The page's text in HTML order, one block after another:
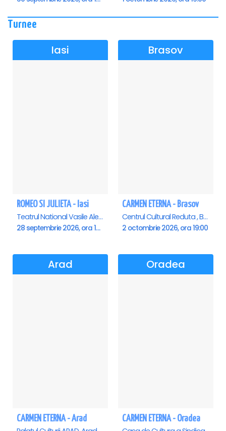
Turnee
Iasi
ROMEO SI JULIETA - Iasi
Teatrul National Vasile Alecsandri , Iasi
28 septembrie 2026, ora 19:00
Brasov
CARMEN ETERNA - Brasov
Centrul Cultural Reduta , Brasov
2 octombrie 2026, ora 19:00
Arad
CARMEN ETERNA - Arad
Oradea
CARMEN ETERNA - Oradea